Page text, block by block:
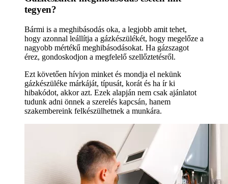
tegyen?
Bármi is a meghibásodás oka, a legjobb amit tehet,
hogy azonnal leállítja a gázkészülékét, hogy megelőze a
nagyobb mértékű meghibásodásokat. Ha gázszagot
érez, gondoskodjon a megfelelő szellőztetésről.
Ezt követően hívjon minket és mondja el nekünk
gázkészüléke márkáját, típusát, korát és ha ír ki
hibakódot, akkor azt. Ezek alapján nem csak ajánlatot
tudunk adni önnek a szerelés kapcsán, hanem
szakembereink felkészülhetnek a munkára.